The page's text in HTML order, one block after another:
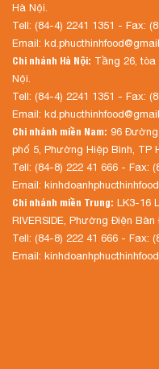
Hà Nội.
Tell: (84-4) 2241 1351 - Fax:
Email:
Chi nhánh Hà Nội: Tầng 26,
Nội.
Tell: (84-4) 2241 1351 - Fax:
Email:
Chi nhánh miền Nam: 96
phố 5, Phường Hiệp Bình, TP
Tell: (84-8) 222 41 666 - Fax:
Email:
Chi nhánh miền Trung: LK3-16
RIVERSIDE, Phường Điện Bàn
Tell: (84-8) 222 41 666 - Fax:
Email: